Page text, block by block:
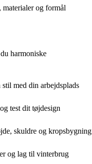
og formål
harmoniske
med din arbejdsplads
test dit tøjdesign
skuldre og kropsbygning
og lag til vinterbrug